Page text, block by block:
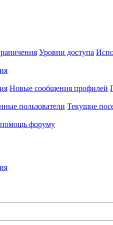
Уровни доступа
Новые сообщения профилей
пользователи Текущие
форуму